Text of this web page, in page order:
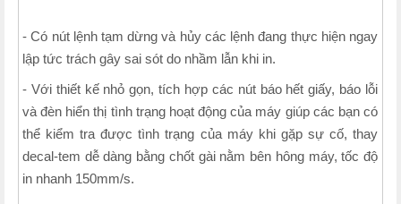
- Có nút lệnh tạm dừng và hủy các lệnh đang thực hiện ngay
lập tức trách gây sai sót do nhầm lẫn khi in.
- Với thiết kế nhỏ gọn, tích hợp các nút báo hết giấy, báo lỗi
và đèn hiển thị tình trạng hoạt động của máy giúp các bạn có
thể kiểm tra được tình trạng của máy khi gặp sự cố, thay
decal-tem dễ dàng bằng chốt gài nằm bên hông máy, tốc độ
in nhanh 150mm/s.